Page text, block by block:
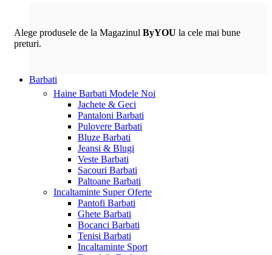
Alege produsele de la Magazinul ByYOU la cele mai bune
preturi.
Barbati
Haine Barbati Modele Noi
Jachete & Geci
Pantaloni Barbati
Pulovere Barbati
Bluze Barbati
Jeansi & Blugi
Veste Barbati
Sacouri Barbati
Paltoane Barbati
Incaltaminte Super Oferte
Pantofi Barbati
Ghete Barbati
Bocanci Barbati
Tenisi Barbati
Incaltaminte Sport